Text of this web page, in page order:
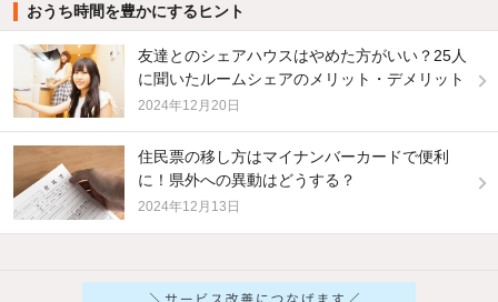
おうち時間を豊かにするヒント
友達とのシェアハウスはやめた方がいい？25人
に聞いたルームシェアのメリット・デメリット
2024年12月20日
住民票の移し方はマイナンバーカードで便利
に！県外への異動はどうする？
2024年12月13日
他の人はこんな条件で絞り込んでいます！